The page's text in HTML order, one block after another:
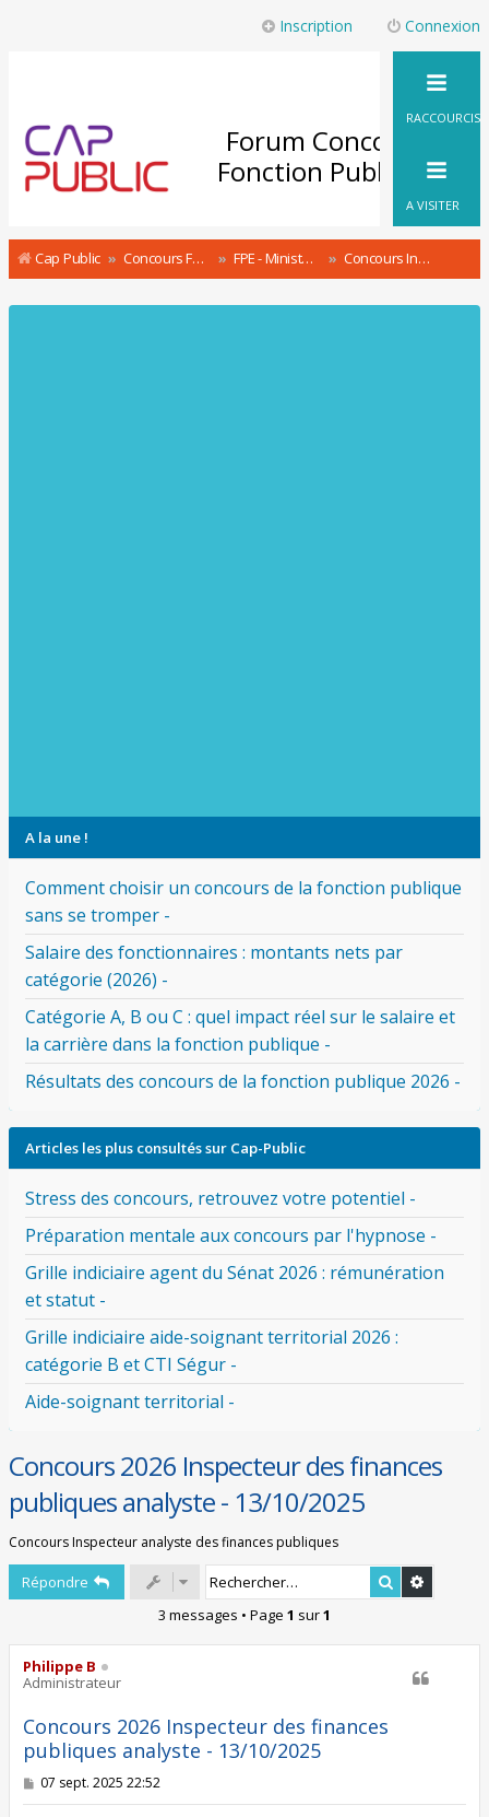
Connexion
Inscription
Forum Concours
Fonction Publique
RACCOURCIS
A VISITER
Cap Public Concours Fonction Publique : le Forum FPE - Ministère de l'Action et des Comptes Publics Concours & recrutement Concours Inspecteur des finances publiques analyste
A la une !
Comment choisir un concours de la fonction publique
sans se tromper -
Salaire des fonctionnaires : montants nets par
catégorie (2026) -
Catégorie A, B ou C : quel impact réel sur le salaire et
la carrière dans la fonction publique -
Résultats des concours de la fonction publique 2026 -
Articles les plus consultés sur Cap-Public
Stress des concours, retrouvez votre potentiel -
Préparation mentale aux concours par l'hypnose -
Grille indiciaire agent du Sénat 2026 : rémunération
et statut -
Grille indiciaire aide-soignant territorial 2026 :
catégorie B et CTI Ségur -
Aide-soignant territorial -
Concours 2026 Inspecteur des finances
publiques analyste - 13/10/2025
Concours Inspecteur analyste des finances publiques
Répondre Rechercher
3 messages • Page 1 sur1
Philippe B
Administrateur
Concours 2026 Inspecteur des finances
publiques analyste - 13/10/2025
M
07 sept. 2025 22:52